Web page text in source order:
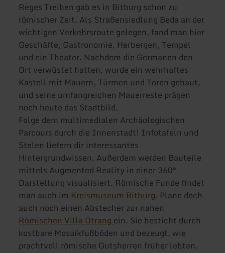
Reges Treiben gab es in Bitburg schon zu
römischer Zeit. Als Straßensiedlung Beda an der
wichtigen Verkehrsroute gelegen, fand man hier
Geschäfte, Gastronomie, Herbergen, Tempel
und ein Theater. Nachdem die Germanen den
Ort verwüstet hatten, wurde ein wehrhaftes
Kastell mit Mauern, Türmen und Toren gebaut,
und seine umfangreichen Mauerreste prägen
noch heute das Stadtbild.
Folge dem multimedialen Archäologischen
Parcours durch die Innenstadt! Infotafeln und
Stelen liefern dir interessantes
Hintergrundwissen. Außerdem werden Bauteile
mittels Augmented Reality in einer 360°-
Darstellung visualisiert. Römische Funde findet
man auch imKreismuseum Bitburg. Plane doch
auch noch einen Abstecher zur nahen
Römischen Villa Otrangein. Sie besticht durch
kostbare Mosaikfußböden und bezeugt, wie
prachtvoll römische Gutsherren früher lebten.